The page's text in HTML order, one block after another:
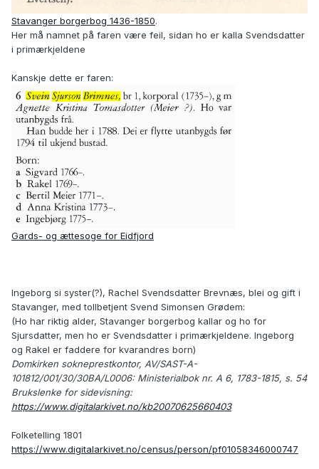
Stavanger borgerbog 1436-1850.
Her må namnet på faren være feil, sidan ho er kalla Svendsdatter
i primærkjeldene
Kanskje dette er faren:
Gards- og ættesoge for Eidfjord
Ingeborg si syster(?), Rachel Svendsdatter Brevnæs, blei og gift i
Stavanger, med tollbetjent Svend Simonsen Grødem:
(Ho har riktig alder, Stavanger borgerbog kallar og ho for
Sjursdatter, men ho er Svendsdatter i primærkjeldene. Ingeborg
og Rakel er faddere for kvarandres born)
Domkirken sokneprestkontor, AV/SAST-A-
101812/001/30/30BA/L0006: Ministerialbok nr. A 6, 1783-1815, s. 54
Brukslenke for sidevisning:
https://www.digitalarkivet.no/kb20070625660403
Folketelling 1801
https://www.digitalarkivet.no/census/person/pf01058346000747